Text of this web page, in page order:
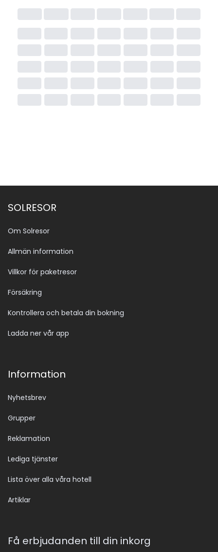
SOLRESOR
Om Solresor
Allmän information
Villkor för paketresor
Försäkring
Kontrollera och betala din bokning
Ladda ner vår app
Information
Nyhetsbrev
Grupper
Reklamation
Lediga tjänster
Lista över alla våra hotell
Artiklar
Få erbjudanden till din inkorg